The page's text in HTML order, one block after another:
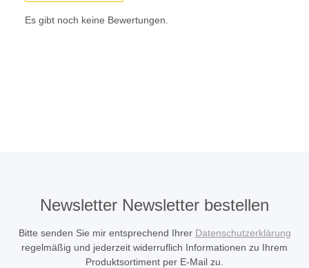
Es gibt noch keine Bewertungen.
Newsletter Newsletter bestellen
Bitte senden Sie mir entsprechend Ihrer Datenschutzerklärung
regelmäßig und jederzeit widerruflich Informationen zu Ihrem
Produktsortiment per E-Mail zu.